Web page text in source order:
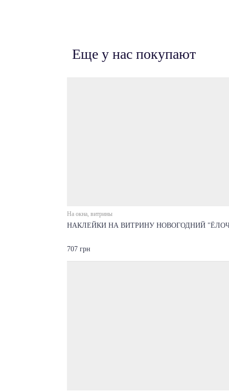
Еще у нас покупают
На окна, витрины
НАКЛЕЙКИ НА ВИТРИНУ НОВОГОДНИЙ
707 грн